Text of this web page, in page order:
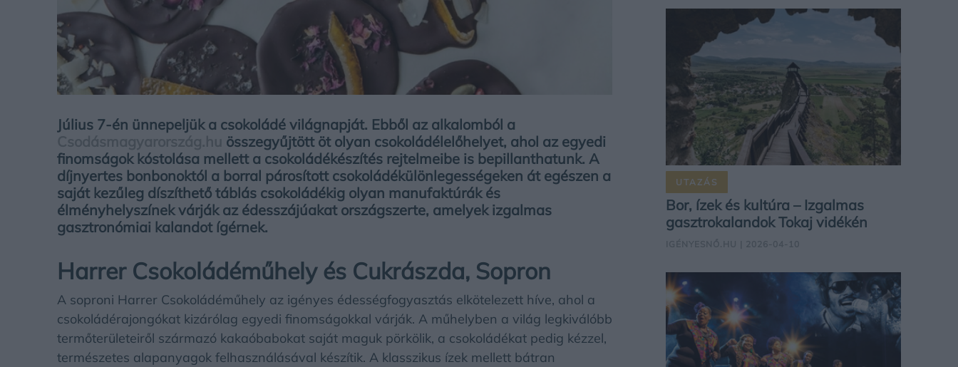
Július 7-én ünnepeljük a csokoládé világnapját. Ebből az alkalomból a
összegyűjtött öt olyan csokoládélelőhelyet, ahol az egyedi
finomságok kóstolása mellett a csokoládékészítés rejtelmeibe is bepillanthatunk. A
díjnyertes bonbonoktól a borral párosított csokoládékülönlegességeken át egészen a
saját kezűleg díszíthető táblás csokoládékig olyan manufaktúrák és
élményhelyszínek várják az édesszájúakat országszerte, amelyek izgalmas
gasztronómiai kalandot ígérnek.
Harrer Csokoládéműhely és Cukrászda, Sopron
A soproni Harrer Csokoládéműhely az igényes édességfogyasztás elkötelezett híve, ahol a
csokoládérajongókat kizárólag egyedi finomságokkal várják. A műhelyben a világ legkiválóbb
termőterületeiről származó kakaóbabokat saját maguk pörkölik, a csokoládékat pedig kézzel,
természetes alapanyagok felhasználásával készítik. A klasszikus ízek mellett bátran
UTAZÁS
Bor, ízek és kultúra – Izgalmas
gasztrokalandok Tokaj vidékén